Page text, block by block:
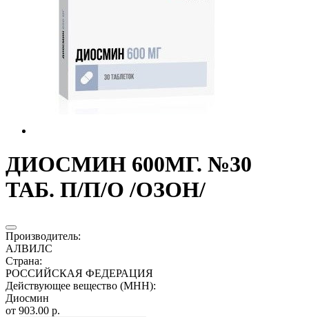
ДИОСМИН 600МГ. №30
ТАБ. П/П/О /ОЗОН/
Производитель:
АЛВИЛС
Страна:
РОССИЙСКАЯ ФЕДЕРАЦИЯ
Действующее вещество (МНН):
Диосмин
от 903.00 р.